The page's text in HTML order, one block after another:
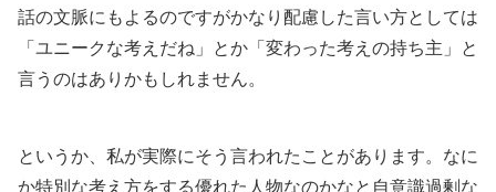
話の文脈にもよるのですがかなり配慮した言い方としては
「ユニークな考えだね」とか「変わった考えの持ち主」と
言うのはありかもしれません。
というか、私が実際にそう言われたことがあります。なに
か特別な考え方をする優れた人物なのかなと自意識過剰な